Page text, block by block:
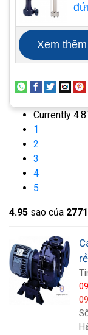
2. Máy bơm
Bơm hóa chất
gốc từ Mỹ.
Xem thêm
Currently
1
2
3
4
5
4.95 sao của 2771